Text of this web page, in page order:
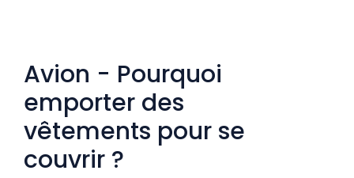
Avion - Pourquoi
emporter des
vêtements pour se
couvrir ?